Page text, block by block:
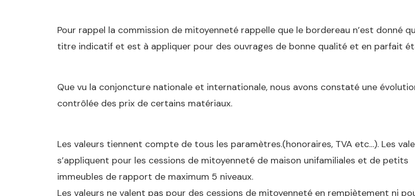
Pour rappel la commission de mitoyenneté rappelle que le bordereau n’est donné
titre indicatif et est à appliquer pour des ouvrages de bonne qualité et en parfait
Que vu la conjoncture nationale et internationale, nous avons constaté une
contrôlée des prix de certains matériaux.
Les valeurs tiennent compte de tous les paramètres.(honoraires, TVA etc…). Les
s’appliquent pour les cessions de mitoyenneté de maison unifamiliales et de petits
immeubles de rapport de maximum 5 niveaux.
Les valeurs ne valent pas pour des cessions de mitoyenneté en rempiètement ni